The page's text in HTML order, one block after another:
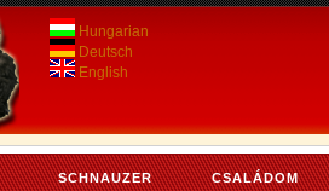
Hungarian
Deutsch
English
SCHNAUZER CSALÁDOM